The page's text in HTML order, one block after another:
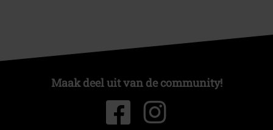
Maak deel uit van de community!